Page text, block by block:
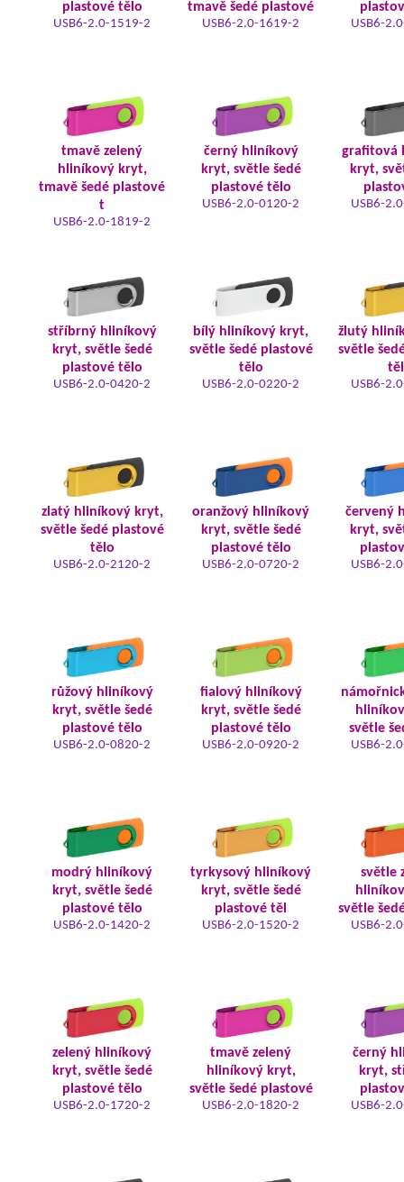
plastové tělo
USB6-2.0-1519-2
tmavě šedé plastové
USB6-2.0-1619-2 USB6-
tmavě zelený
hliníkový kryt,
tmavě šedé plastové
t
USB6-2.0-1819-2
černý hliníkový
kryt, světle šedé
plastové tělo
USB6-2.0-0120-2
grafitová
kryt,
USB6-
stříbrný hliníkový
kryt, světle šedé
plastové tělo
USB6-2.0-0420-2
bílý hliníkový kryt,
světle šedé plastové
tělo
USB6-2.0-0220-2
žlutý
světle
USB6-
zlatý hliníkový kryt,
světle šedé plastové
tělo
USB6-2.0-2120-2
oranžový hliníkový
kryt, světle šedé
plastové tělo
USB6-2.0-0720-2
červený
kryt,
USB6-
růžový hliníkový
kryt, světle šedé
plastové tělo
USB6-2.0-0820-2
fialový hliníkový
kryt, světle šedé
plastové tělo
USB6-2.0-0920-2
světle
USB6-
modrý hliníkový
kryt, světle šedé
plastové tělo
USB6-2.0-1420-2
tyrkysový hliníkový
kryt, světle šedé
plastové těl
USB6-2.0-1520-2
světle
světle
USB6-
zelený hliníkový
kryt, světle šedé
plastové tělo
USB6-2.0-1720-2
tmavě zelený
hliníkový kryt,
světle šedé plastové
USB6-2.0-1820-2
černý
kryt,
USB6-